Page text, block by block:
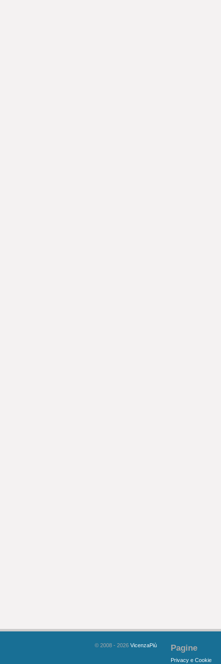
© 2008 - 2026 VicenzaPiù Pagine
Privacy e Cookie